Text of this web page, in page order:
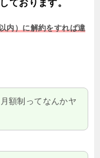
ております。
内）に解約をすれば違
額制ってなんかヤ